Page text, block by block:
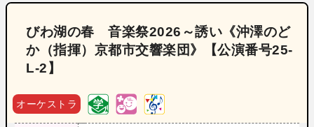
びわ湖の春 音楽祭2026～誘い《沖澤のど
か（指揮）京都市交響楽団》【公演番号25‐
L‐2】
オーケストラ